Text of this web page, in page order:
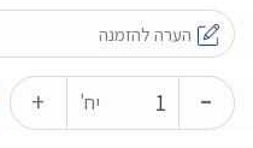
-
כמות
של
יח' +